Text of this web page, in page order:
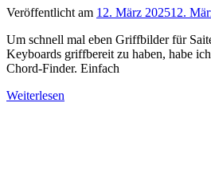
Veröffentlicht am 12. März 202512.
Um schnell mal eben Griffbilder für
Keyboards griffbereit zu haben, habe
Chord-Finder. Einfach
Weiterlesen